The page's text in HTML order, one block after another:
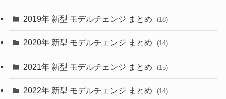
(30)
(27)
(10)
(35)
(10)
(9)
2019年 新型 モデルチェンジ まとめ (18)
2020年 新型 モデルチェンジ まとめ (14)
2021年 新型 モデルチェンジ まとめ (15)
2022年 新型 モデルチェンジ まとめ (14)